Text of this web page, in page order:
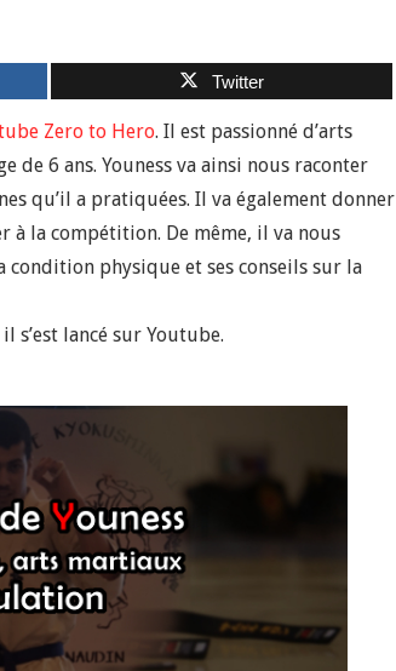
Twitter
Zero to Hero. Il est passionné d’arts
de 6 ans. Youness va ainsi nous raconter
qu’il a pratiquées. Il va également donner
à la compétition. De même, il va nous
physique et ses conseils sur la
s’est lancé sur Youtube.